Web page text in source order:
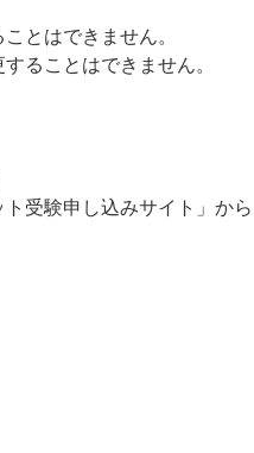
とはできません。
ることはできません。
受験申し込みサイト」から